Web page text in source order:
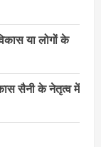
या लोगों के
सैनी के नेतृत्व में